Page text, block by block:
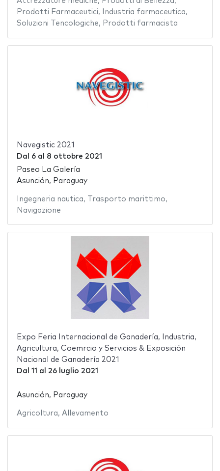
Prodotti Farmaceutici, Industria farmaceutica,
Soluzioni Tencologiche, Prodotti farmacista
Navegistic 2021
Dal 6al 8 ottobre 2021
Paseo La Galería
Asunción, Paraguay
Ingegneria nautica, Trasporto marittimo,
Navigazione
Expo Feria Internacional de Ganadería, Industria,
Agricultura, Coemrcio y Servicios & Exposición
Nacional de Ganadería 2021
Dal 11 al 26 luglio 2021
Asunción, Paraguay
Agricoltura, Allevamento